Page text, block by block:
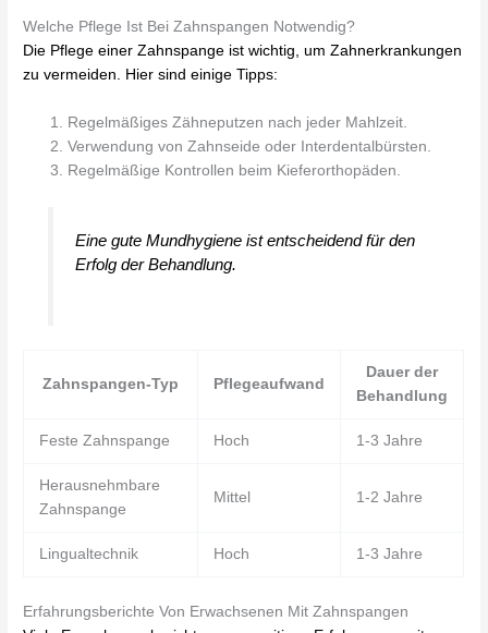
Welche Pflege Ist Bei Zahnspangen Notwendig?
Die Pflege einer Zahnspange ist wichtig, um Zahnerkrankungen
zu vermeiden. Hier sind einige Tipps:
Regelmäßiges Zähneputzen nach jeder Mahlzeit.
Verwendung von Zahnseide oder Interdentalbürsten.
Regelmäßige Kontrollen beim Kieferorthopäden.
Eine gute Mundhygiene ist entscheidend für den
Erfolg der Behandlung.
Zahnspangen-Typ Pflegeaufwand
Dauer der
Behandlung
Feste Zahnspange Hoch 1-3 Jahre
Herausnehmbare
Zahnspange
Mittel 1-2 Jahre
Lingualtechnik Hoch 1-3 Jahre
Erfahrungsberichte Von Erwachsenen Mit Zahnspangen